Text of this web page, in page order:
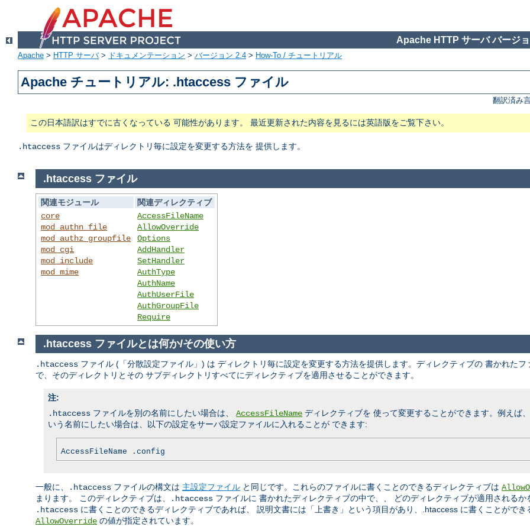
Apache HTTP サーバ バージ
Apache > HTTP サーバ> ドキュメンテーション > バージョン 2.4 > How-To / チュートリアル
Apache チュートリアル: .htaccess ファイル
翻訳済み
この日本語訳はすでに古くなっている 可能性があります。 最近更新された内容を見るには英語版をご覧下さい。
.htaccess ファイルはディレクトリ毎に設定を変更する方法を 提供します。
.htaccess ファイル
関連モジュール
関連ディレクティブ
core
mod_authn_file
mod_authz_groupfile
mod_cgi
mod_include
mod_mime
AccessFileName
AllowOverride
Options
AddHandler
SetHandler
AuthType
AuthName
AuthUserFile
AuthGroupFile
Require
.htaccess ファイルとは何か/その使い方
.htaccess ファイル (「分散設定ファイル」) は ディレクトリ毎に設定を変更する方法を提供します。ディレクティブの 書かれた
で、そのディレクトリとその サブディレクトリすべてにディレクティブを適用させることができます。
注:
.htaccess ファイルを別の名前にしたい場合は、 AccessFileName ディレクティブを 使って変更することができます。例えば
いう名前にしたい場合は、以下の設定をサーバ設定ファイルに入れることが できます:
AccessFileName .config
一般に、 .htaccess ファイルの構文は 主設定ファイル と同じです。これらのファイルに書くことのできるディレクティブは
まります。 このディレクティブは、
.htaccess ファイルに 書かれたディレクティブの中で、、 どのディレクティブが適用される
.htaccess に書くことのできるディレクティブであれば、 説明文書には「上書き」という項目があり、.htaccess に書くことができ
AllowOverride の値が指定されています。